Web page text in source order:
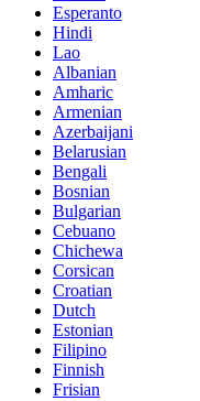
Esperanto
Hindi
Lao
Albanian
Amharic
Armenian
Azerbaijani
Belarusian
Bengali
Bosnian
Bulgarian
Cebuano
Chichewa
Corsican
Croatian
Dutch
Estonian
Filipino
Finnish
Frisian